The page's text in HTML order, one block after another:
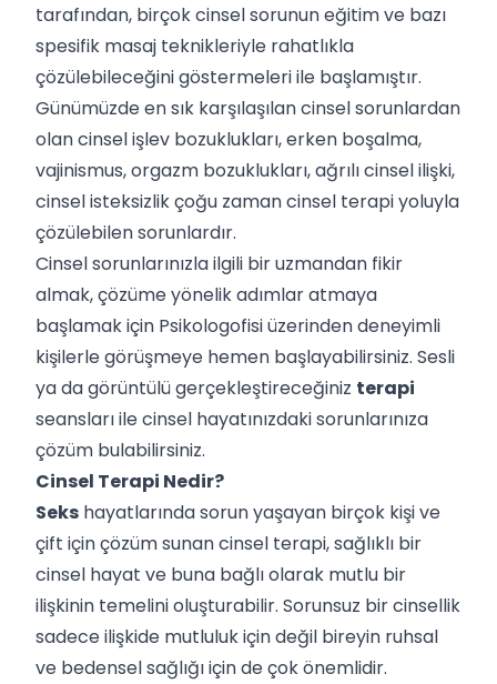
tarafından, birçok cinsel sorunun eğitim ve bazı
spesifik masaj teknikleriyle rahatlıkla
çözülebileceğini göstermeleri ile başlamıştır.
Günümüzde en sık karşılaşılan cinsel sorunlardan
olan cinsel işlev bozuklukları, erken boşalma,
vajinismus, orgazm bozuklukları, ağrılı cinsel ilişki,
cinsel isteksizlik çoğu zaman cinsel terapi yoluyla
çözülebilen sorunlardır.
Cinsel sorunlarınızla ilgili bir uzmandan fikir
almak, çözüme yönelik adımlar atmaya
başlamak için Psikologofisi üzerinden deneyimli
kişilerle görüşmeye hemen başlayabilirsiniz. Sesli
ya da görüntülü gerçekleştireceğiniz terapi
seansları ile cinsel hayatınızdaki sorunlarınıza
çözüm bulabilirsiniz.
Cinsel Terapi Nedir?
Seks hayatlarında sorun yaşayan birçok kişi ve
çift için çözüm sunan cinsel terapi, sağlıklı bir
cinsel hayat ve buna bağlı olarak mutlu bir
ilişkinin temelini oluşturabilir. Sorunsuz bir cinsellik
sadece ilişkide mutluluk için değil bireyin ruhsal
ve bedensel sağlığı için de çok önemlidir.